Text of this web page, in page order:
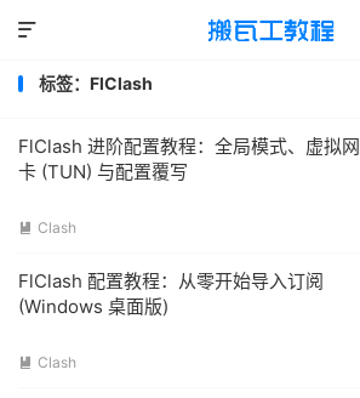

标签：FlClash
FlClash 进阶配置教程：全局模式、虚拟网
卡 (TUN) 与配置覆写
 Clash
FlClash 配置教程：从零开始导入订阅
(Windows 桌面版)
 Clash